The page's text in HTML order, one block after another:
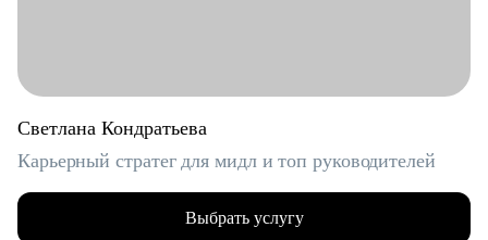
Светлана Кондратьева
Карьерный стратег для мидл и топ руководителей
Выбрать услугу